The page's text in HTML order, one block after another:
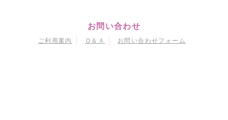
お問い合わせ
ご利用案内 Ｑ＆Ａ お問い合わせフォーム